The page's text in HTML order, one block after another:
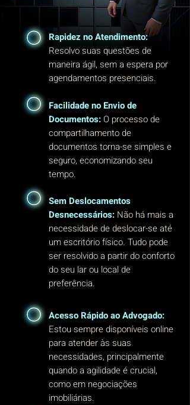
Rapidez no Atendimento:
Resolvo suas questões de
maneira ágil, sem a espera por
agendamentos presenciais.
Facilidade no Envio de
Documentos: O processo de
compartilhamento de
documentos torna-se simples e
seguro, economizando seu
tempo.
Sem Deslocamentos
Desnecessários: Não há mais a
necessidade de deslocar-se até
um escritório físico. Tudo pode
ser resolvido a partir do conforto
do seu lar ou local de
preferência.
Acesso Rápido ao Advogado:
Estou sempre disponíveis online
para atender às suas
necessidades, principalmente
quando a agilidade é crucial,
como em negociações
imobiliárias.